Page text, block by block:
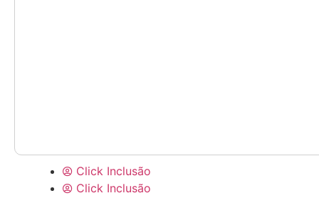
Click Inclusão
Click Inclusão